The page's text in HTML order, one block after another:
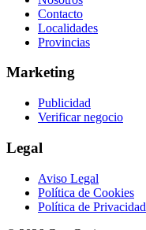
Contacto
Localidades
Provincias
Marketing
Publicidad
Verificar negocio
Legal
Aviso Legal
Política de Cookies
Política de Privacidad